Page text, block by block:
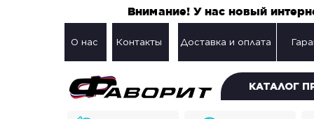
Внимание! У нас новый
О нас Контакты Доставка и оплата
КАТАЛОГ